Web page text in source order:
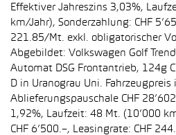
Effektiver Jahreszins 3,03%,
km/Jahr), Sonderzahlung: CHF
221.85/Mt. exkl. obligatorischer
Abgebildet: Volkswagen Golf
Automat DSG Frontantrieb, 124g
D in Uranograu Uni. Fahrzeugpreis
Ablieferungspauschale CHF
1,92%, Laufzeit: 48 Mt. (10’000
CHF 6’500.–, Leasingrate: CHF